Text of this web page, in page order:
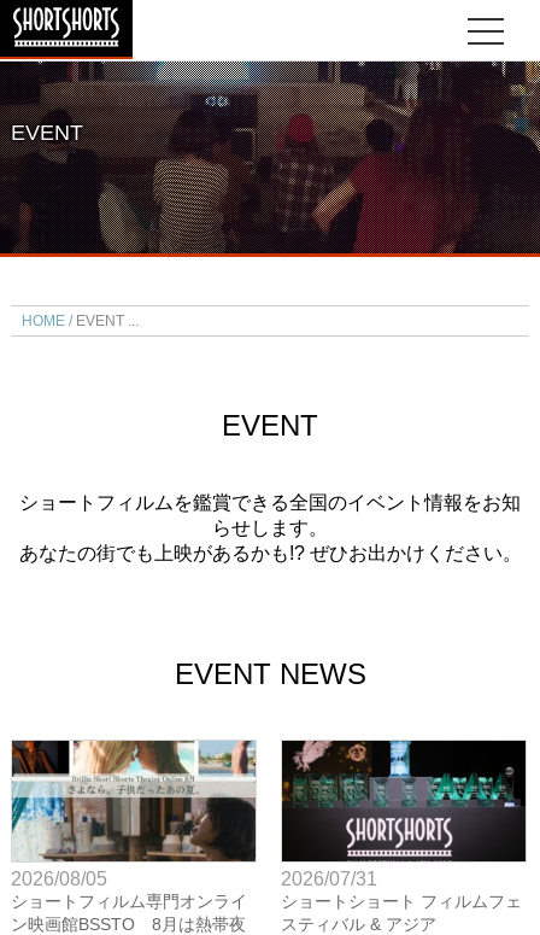
EVENT
HOME EVENT
EVENT
ショートフィルムを鑑賞できる全国のイベント情報をお知
らせします。
あなたの街でも上映があるかも!? ぜひお出かけください。
EVENT NEWS
2026/08/05
ショートフィルム専門オンライ
ン映画館BSSTO 8月は熱帯夜
2026/07/31
ショートショート フィルムフェ
スティバル & アジア